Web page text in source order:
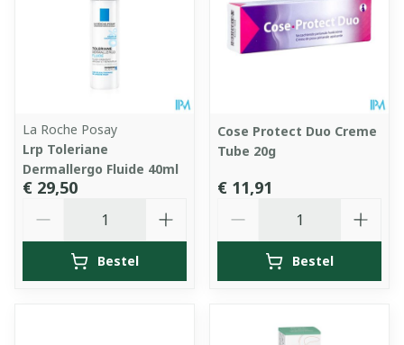
La Roche Posay
Lrp Toleriane
Dermallergo Fluide 40ml
€ 29,50
Bestel
Cose Protect Duo Creme
Tube 20g
€ 11,91
Bestel